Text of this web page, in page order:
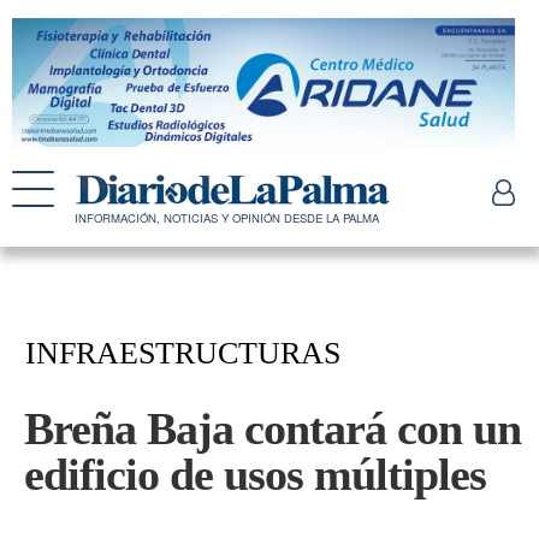
INFORMACIÓN, NOTICIAS Y OPINIÓN DESDE LA PALMA
INFRAESTRUCTURAS
Breña Baja contará con un
edificio de usos múltiples